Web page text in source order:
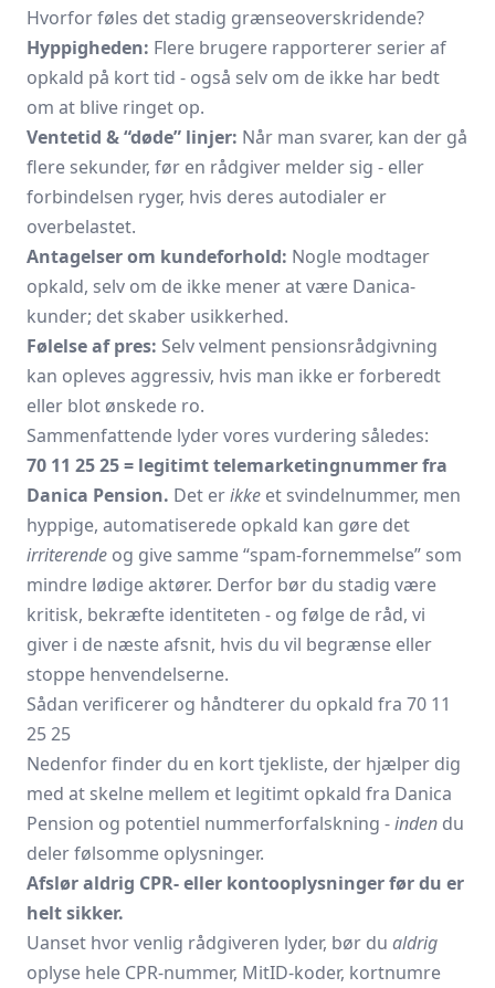
Hvorfor føles det stadig grænseoverskridende?
Hyppigheden: Flere brugere rapporterer serier af
opkald på kort tid - også selv om de ikke har bedt
om at blive ringet op.
Ventetid & “døde” linjer: Når man svarer, kan der gå
flere sekunder, før en rådgiver melder sig - eller
forbindelsen ryger, hvis deres autodialer er
overbelastet.
Antagelser om kundeforhold: Nogle modtager
opkald, selv om de ikke mener at være Danica-
kunder; det skaber usikkerhed.
Følelse af pres: Selv velment pensionsrådgivning
kan opleves aggressiv, hvis man ikke er forberedt
eller blot ønskede ro.
Sammenfattende lyder vores vurdering således:
70 11 25 25 = legitimt telemarketingnummer fra
Danica Pension. Det erikke et svindelnummer, men
hyppige, automatiserede opkald kan gøre det
irriterende og give samme “spam-fornemmelse” som
mindre lødige aktører. Derfor bør du stadig være
kritisk, bekræfte identiteten - og følge de råd, vi
giver i de næste afsnit, hvis du vil begrænse eller
stoppe henvendelserne.
Sådan verificerer og håndterer du opkald fra 70 11
25 25
Nedenfor finder du en kort tjekliste, der hjælper dig
med at skelne mellem et legitimt opkald fra Danica
Pension og potentiel nummerforfalskning -inden du
deler følsomme oplysninger.
Afslør aldrig CPR- eller kontooplysninger før du er
helt sikker.
Uanset hvor venlig rådgiveren lyder, bør du aldrig
oplyse hele CPR-nummer, MitID-koder, kortnumre